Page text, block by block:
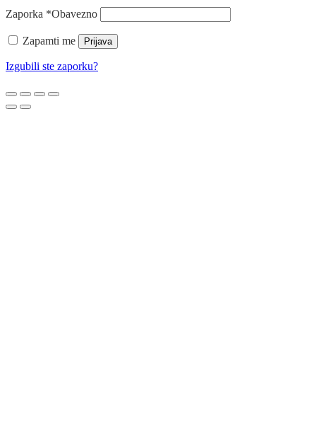
Zaporka *Obavezno
Zapamti me Prijava
Izgubili ste zaporku?